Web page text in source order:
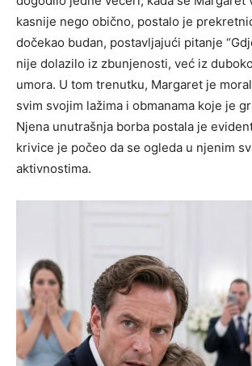
kasnije nego obično, postalo je
dočekao budan, postavljajući pitanje
nije dolazilo iz zbunjenosti, već iz
umora. U tom trenutku, Margaret je
svim svojim lažima i obmanama koje je
Njena unutrašnja borba postala je
krivice je počeo da se ogleda u njenim
aktivnostima.